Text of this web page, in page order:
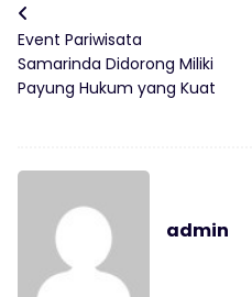
Event Pariwisata
Samarinda Didorong Miliki
Payung Hukum yang Kuat
admin